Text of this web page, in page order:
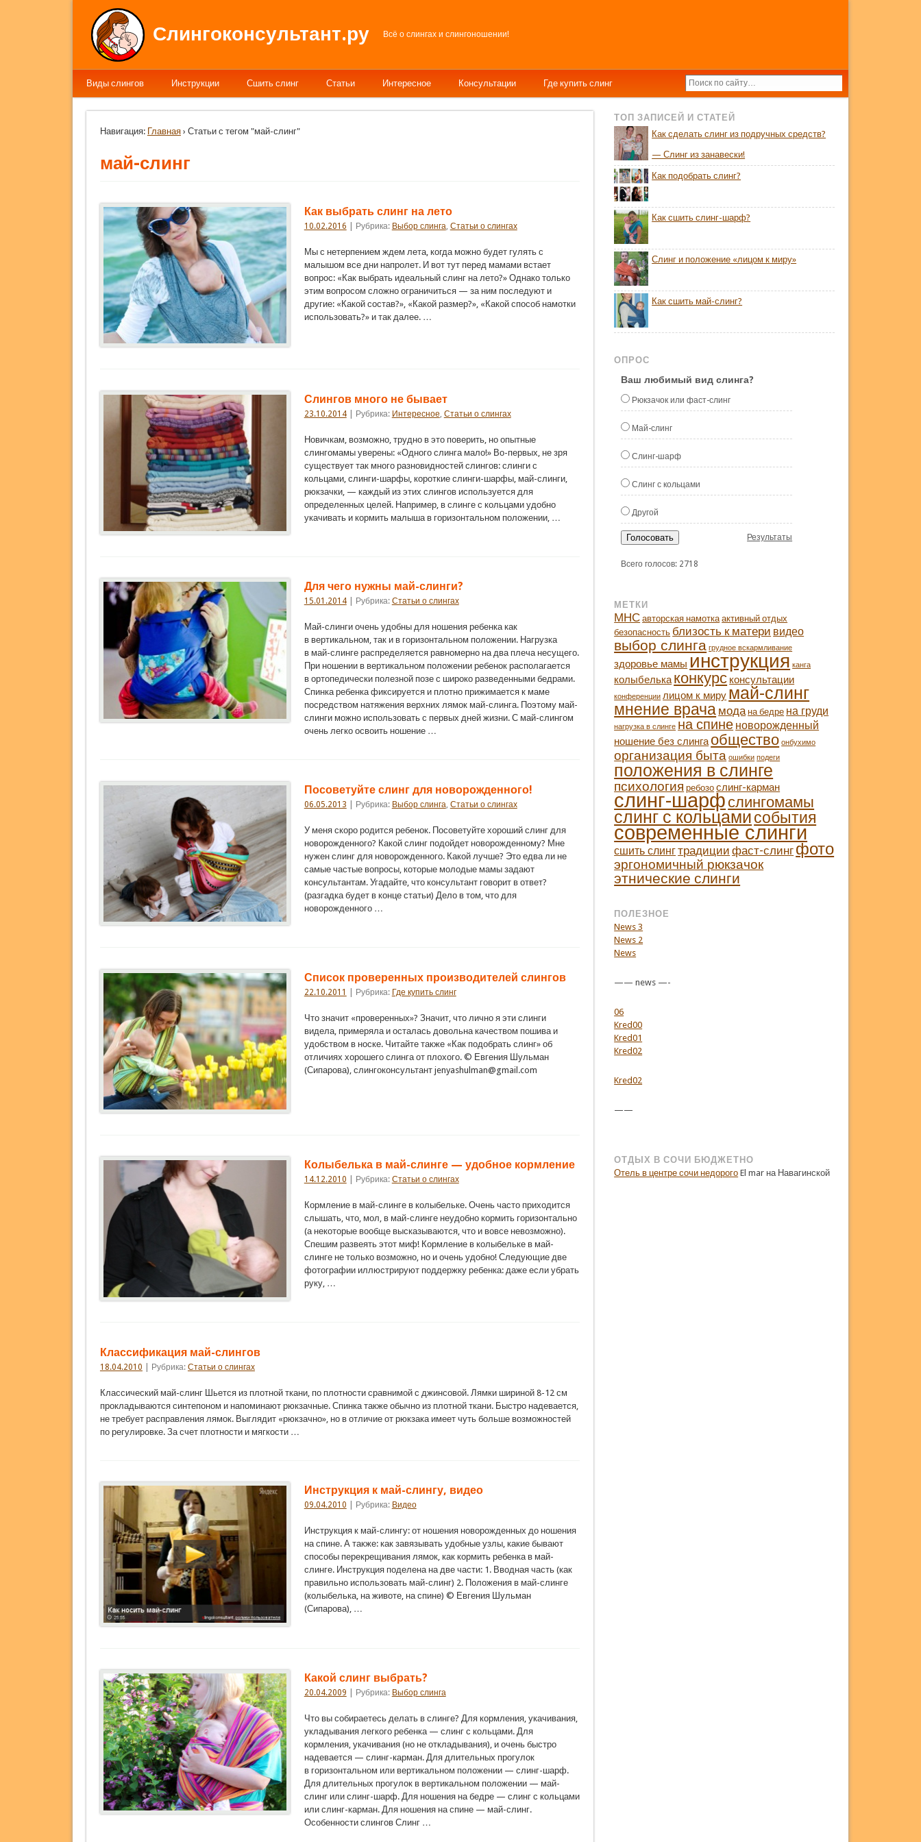
Слингоконсультант.ру Всё о слингах и слингоношении!
Виды слингов Инструкции Сшить слинг Статьи Интересное Консультации Где купить слинг
Навигация: Главная› Статьи с тегом "май-слинг"
май-слинг
Как выбрать слинг на лето
10.02.2016 | Рубрика: Выбор слинга, Статьи о слингах
Мы с нетерпением ждем лета, когда можно будет гулять с
малышом все дни напролет. И вот тут перед мамами встает
вопрос: «Как выбрать идеальный слинг на лето?» Однако только
этим вопросом сложно ограничиться — за ним последуют и
другие: «Какой состав?», «Какой размер?», «Какой способ намотки
использовать?» и так далее. …
Слингов много не бывает
23.10.2014| Рубрика: Интересное Статьи о слингах
Новичкам, возможно, трудно в это поверить, но опытные
слингомамы уверены: «Одного слинга мало!» Во-первых, не зря
существует так много разновидностей слингов: слинги с
кольцами, слинги-шарфы, короткие слинги-шарфы, май-слинги,
рюкзачки, — каждый из этих слингов используется для
определенных целей. Например, в слинге с кольцами удобно
укачивать и кормить малыша в горизонтальном положении, …
Для чего нужны май-слинги?
15.01.2014| Рубрика: Статьи о слингах
Май-слинги очень удобны для ношения ребенка как
в вертикальном, так и в горизонтальном положении. Нагрузка
в май-слинге распределяется равномерно на два плеча несущего.
При ношении в вертикальном положении ребенок располагается
в ортопедически полезной позе с широко разведенными бедрами.
Спинка ребенка фиксируется и плотно прижимается к маме
посредством натяжения верхних лямок май-слинга. Поэтому май-
слинги можно использовать с первых дней жизни. С май-слингом
очень легко освоить ношение …
Посоветуйте слинг для новорожденного!
06.05.2013 | Рубрика: Выбор слинга Статьи о слингах
У меня скоро родится ребенок. Посоветуйте хороший слинг для
новорожденного? Какой слинг подойдет новорожденному? Мне
нужен слинг для новорожденного. Какой лучше? Это едва ли не
самые частые вопросы, которые молодые мамы задают
консультантам. Угадайте, что консультант говорит в ответ?
(разгадка будет в конце статьи) Дело в том, что для
новорожденного …
Список проверенных производителей слингов
22.10.2011 | Рубрика: Где купить слинг
Что значит «проверенных»? Значит, что лично я эти слинги
видела, примеряла и осталась довольна качеством пошива и
удобством в носке. Читайте также «Как подобрать слинг» об
отличиях хорошего слинга от плохого. © Евгения Шульман
(Сипарова), слингоконсультант jenyashulman@gmail.com
Колыбелька в май-слинге — удобное кормление
14.12.2010 | Рубрика: Статьи о слингах
Кормление в май-слинге в колыбельке. Очень часто приходится
слышать, что, мол, в май-слинге неудобно кормить горизонтально
(а некоторые вообще высказываются, что и вовсе невозможно).
Спешим развеять этот миф! Кормление в колыбельке в май-
слинге не только возможно, но и очень удобно! Следующие две
фотографии иллюстрируют поддержку ребенка: даже если убрать
руку, …
Классификация май-слингов
18.04.2010 | Рубрика: Статьи о слингах
Классический май-слинг Шьется из плотной ткани, по плотности сравнимой с джинсовой. Лямки шириной 8-12 см
прокладываются синтепоном и напоминают рюкзачные. Спинка также обычно из плотной ткани. Быстро надевается,
не требует расправления лямок. Выглядит «рюкзачно», но в отличие от рюкзака имеет чуть больше возможностей
по регулировке. За счет плотности и мягкости …
Инструкция к май-слингу, видео
09.04.2010 | Рубрика: Видео
Инструкция к май-слингу: от ношения новорожденных до ношения
на спине. А также: как завязывать удобные узлы, какие бывают
способы перекрещивания лямок, как кормить ребенка в май-
слинге. Инструкция поделена на две части: 1. Вводная часть (как
правильно использовать май-слинг) 2. Положения в май-слинге
(колыбелька, на животе, на спине) © Евгения Шульман
(Сипарова), …
Какой слинг выбрать?
20.04.2009 | Рубрика: Выбор слинга
Что вы собираетесь делать в слинге? Для кормления, укачивания,
укладывания легкого ребенка — слинг с кольцами. Для
кормления, укачивания (но не откладывания), и очень быстро
надевается — слинг-карман. Для длительных прогулок
в горизонтальном или вертикальном положении — слинг-шарф.
Для длительных прогулок в вертикальном положении — май-
слинг или слинг-шарф. Для ношения на бедре — слинг с кольцами
или слинг-карман. Для ношения на спине — май-слинг.
Особенности слингов Слинг …
ТОП ЗАПИСЕЙ И СТАТЕЙ
Как сделать слинг из подручных средств?
— Слинг из занавески!
Как подобрать слинг?
Как сшить слинг-шарф?
Слинг и положение «лицом к миру»
Как сшить май-слинг?
ОПРОС
Ваш любимый вид слинга?
Рюкзачок или фаст-слинг
Май-слинг
Слинг-шарф
Слинг с кольцами
Другой
Голосовать Результаты
Всего голосов: 2718
МЕТКИ
МНС авторская намотка активный отдых
безопасность близость к матери видео
выбор слинга грудное вскармливание
здоровье мамы инструкция канга
колыбелька конкурс консультации
конференции лицом к миру май-слинг
мнение врача мода на бедре на груди
нагрузка в слинге на спине новорожденный
ношение без слинга общество онбухимо
организация быта ошибки подеги
положения в слинге
психология ребозо слинг-карман
слинг-шарф слингомамы
слинг с кольцамисобытия
современные слинги
сшить слингтрадиции фаст-слинг фото
эргономичный рюкзачок
этнические слинги
ПОЛЕЗНОЕ
News 3
News 2
News
—— news —-
06
Kred00
Kred01
Kred02
Kred02
——
ОТДЫХ В СОЧИ БЮДЖЕТНО
Отель в центре сочи недорого El mar на Навагинской